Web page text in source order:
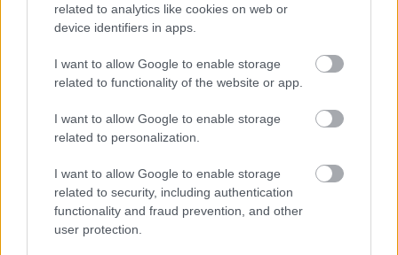
related to analytics like cookies on web or
device identifiers in apps.
I want to allow Google to enable storage
related to functionality of the website or app.
I want to allow Google to enable storage
related to personalization.
I want to allow Google to enable storage
related to security, including authentication
functionality and fraud prevention, and other
user protection.
századfordulós eleganciát ötvözött modern designnal
egyedülálló vásárlói élményért.
Courtesy of Il Bacio
Olyan világhírű brandek prezentálták káprázatos